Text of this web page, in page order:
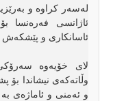
لەسەر کراوە و
ئاژانسی فەرەنسا
ئاسانکاری و پێشکەش
لای خۆیەوە
وڵاتەکەی نیشاندا بۆ
و ئەمنی و ئاماژەی